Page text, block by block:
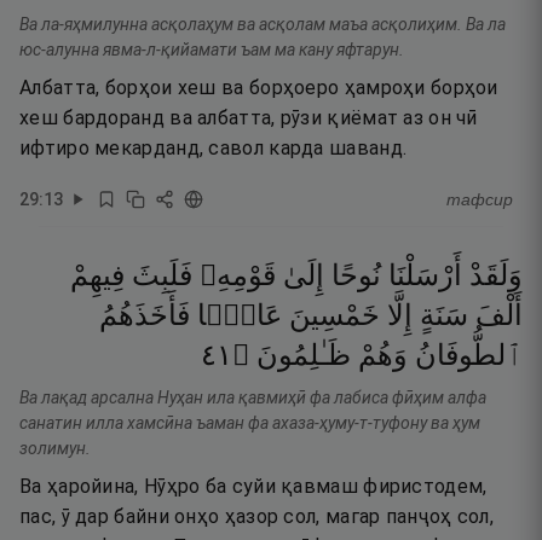
Ва ла-яҳмилунна асқолаҳум ва асқолам маъа асқолиҳим. Ва ла
юс-алунна явма-л-қийамати ъам ма кану яфтарун.
Албатта, борҳои хеш ва борҳоеро ҳамроҳи борҳои
хеш бардоранд ва албатта, рӯзи қиёмат аз он чӣ
ифтиро мекарданд, савол карда шаванд.
29:13 тафсир
وَلَقَدْ أَرْسَلْنَا نُوحًا إِلَىٰ قَوْمِهِۦ فَلَبِثَ فِيهِمْ
أَلْفَ سَنَةٍ إِلَّا خَمْسِينَ عَامًۭا فَأَخَذَهُمُ
ٱلطُّوفَانُ وَهُمْ ظَـٰلِمُونَ ۝ ١٤
Ва лақад арсална Нуҳан ила қавмиҳӣ фа лабиса фӣҳим алфа
санатин илла хамсӣна ъаман фа ахаза-ҳуму-т-туфону ва ҳум
золимун.
Ва ҳаройина, Нӯҳро ба суйи қавмаш фиристодем,
пас, ӯ дар байни онҳо ҳазор сол, магар панҷоҳ сол,